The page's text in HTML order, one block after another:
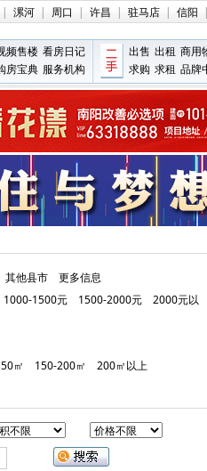
| 漯河 | 周口 | 许昌 | 驻马店 | 信阳 |
频售楼 看房日记
房宝典 服务机构
出售 出租 商用
求购 求租 品牌
其他县市
更多信息
1000-1500元 1500-2000元
2000元以
㎡ 150-200㎡
200㎡以上